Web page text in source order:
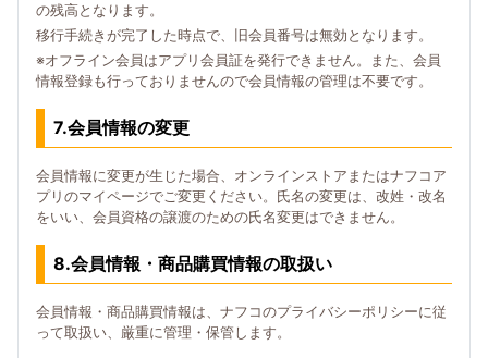
の残高となります。
移行手続きが完了した時点で、旧会員番号は無効となります。
※オフライン会員はアプリ会員証を発行できません。また、会員
情報登録も行っておりませんので会員情報の管理は不要です。
7.会員情報の変更
会員情報に変更が生じた場合、オンラインストアまたはナフコア
プリのマイページでご変更ください。氏名の変更は、改姓・改名
をいい、会員資格の譲渡のための氏名変更はできません。
8.会員情報・商品購買情報の取扱い
会員情報・商品購買情報は、ナフコのプライバシーポリシーに従
って取扱い、厳重に管理・保管します。